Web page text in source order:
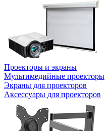
Проекторы и экраны
Мультимедийные проекторы
Экраны для проекторов
Аксессуары для проекторов